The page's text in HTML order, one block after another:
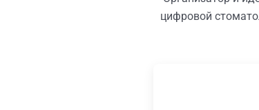
цифровой